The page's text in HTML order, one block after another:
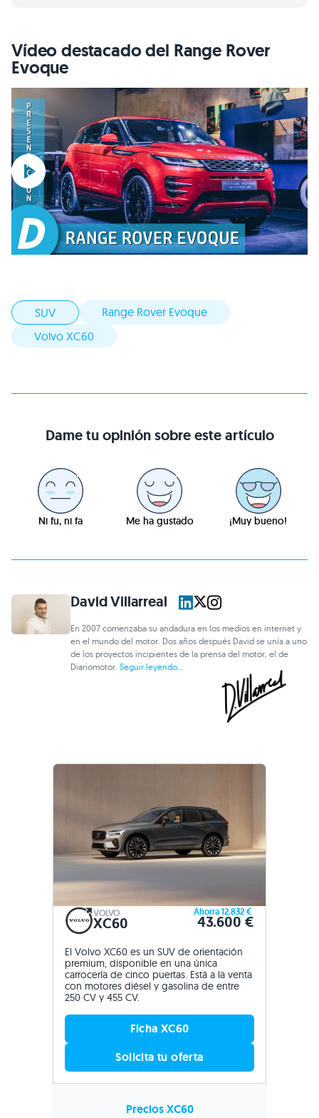
Vídeo destacado del Range Rover
Evoque
SUV
Range Rover Evoque
Volvo XC60
Dame tu opinión sobre este artículo
Ni fu, ni fa Me ha gustado ¡Muy bueno!
David Villarreal
En 2007 comenzaba su andadura en los medios en internet y
en el mundo del motor. Dos años después David se unía a uno
de los proyectos incipientes de la prensa del motor, el de
Diariomotor.Seguir leyendo...
VOLVO
XC60
Ahorra 12.832 €
43.600 €
El Volvo XC60 es un SUV de orientación
premium, disponible en una única
carrocería de cinco puertas. Está a la venta
con motores diésel y gasolina de entre
250 CV y 455 CV.
Ficha XC60
Solicita tu oferta
Precios XC60